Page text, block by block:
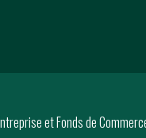
et Fonds de